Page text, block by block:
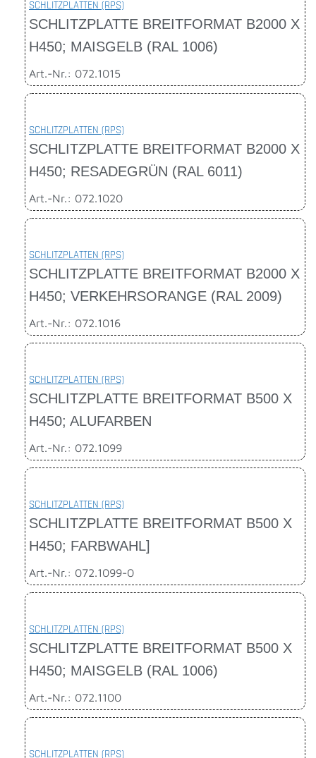
SCHLITZPLATTEN (RPS)
SCHLITZPLATTE BREITFORMAT B2000 X
H450; MAISGELB (RAL 1006)
Art.-Nr.: 072.1015
SCHLITZPLATTEN (RPS)
SCHLITZPLATTE BREITFORMAT B2000 X
H450; RESADEGRÜN (RAL 6011)
Art.-Nr.: 072.1020
SCHLITZPLATTEN (RPS)
SCHLITZPLATTE BREITFORMAT B2000 X
H450; VERKEHRSORANGE (RAL 2009)
Art.-Nr.: 072.1016
SCHLITZPLATTEN (RPS)
SCHLITZPLATTE BREITFORMAT B500 X
H450; ALUFARBEN
Art.-Nr.: 072.1099
SCHLITZPLATTEN (RPS)
SCHLITZPLATTE BREITFORMAT B500 X
H450; FARBWAHL]
Art.-Nr.: 072.1099-0
SCHLITZPLATTEN (RPS)
SCHLITZPLATTE BREITFORMAT B500 X
H450; MAISGELB (RAL 1006)
Art.-Nr.: 072.1100
SCHLITZPLATTEN (RPS)